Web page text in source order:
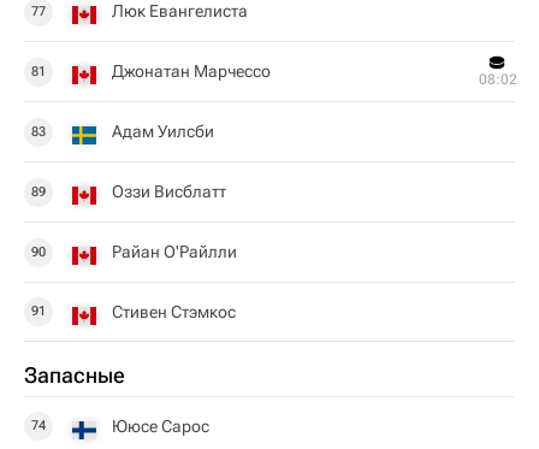
77 Люк Евангелиста
81 Джонатан Марчессо 08:02
83 Адам Уилсби
89 Оззи Висблатт
90 Райан О'Райлли
91 Стивен Стэмкос
Запасные
74 Ююсе Сарос